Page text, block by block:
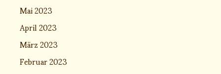
Mai 2023
April 2023
März 2023
Februar 2023